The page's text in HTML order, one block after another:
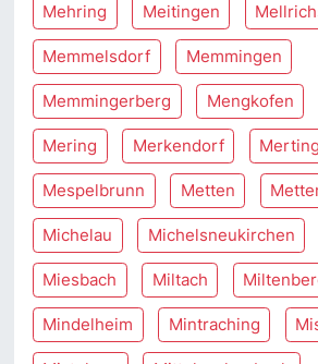
Mehring Meitingen
Memmelsdorf Memmingen
Memmingerberg Mengkofen
Mering Merkendorf
Mespelbrunn Metten
Michelau Michelsneukirchen
Miesbach Miltach
Mindelheim Mintraching